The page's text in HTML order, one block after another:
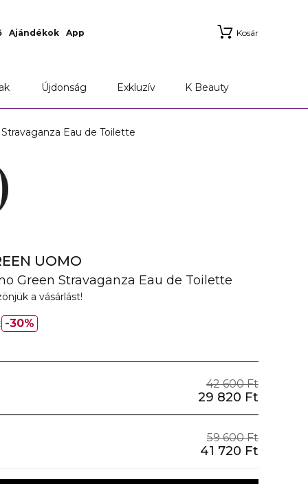
Ajándékok App Kosár
Újdonság Exkluzív K Beauty
Eau de Toilette
UOMO
Green Stravaganza Eau de Toilette
a vásárlást!
30%
42 600 Ft
29 820 Ft
59 600 Ft
41 720 Ft